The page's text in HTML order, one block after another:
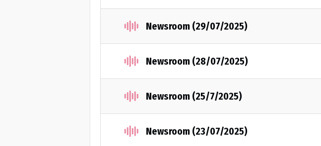
Newsroom (29/07/2025)
Newsroom (28/07/2025)
Newsroom (25/7/2025)
Newsroom (23/07/2025)